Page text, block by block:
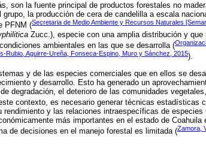
son la fuente principal de productos forestales no
la producción de cera de candelilla a escala
PFNM (Secretaria de Medio Ambiente y Recursos Naturales
Zucc.), especie con una amplia distribución y que
ambientales en las que se desarrolla (
Rubio Aguirre-Ureña, Fonseca-Espino, Muro y Sánchez, 2015).
y de las especies comerciales que en ellos se
y desarrollo. Esto ha generado un
degradación, el deterioro de las comunidades
contexto, es necesario generar técnicas estadísticas
y las relaciones intraespecíficas de especies
más importantes en el estado de Coahuila
de decisiones en el manejo forestal es limitada (Zamora,